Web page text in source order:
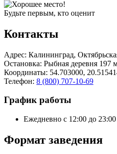
Будьте первым, кто оценит
Контакты
Адрес: Калининград,
Остановка: Рыбная деревня 197
Координаты: 54.703000,
Телефон: 8 (800) 707-10-69
График работы
Ежедневно с 12:00 до 23:00
Формат заведения